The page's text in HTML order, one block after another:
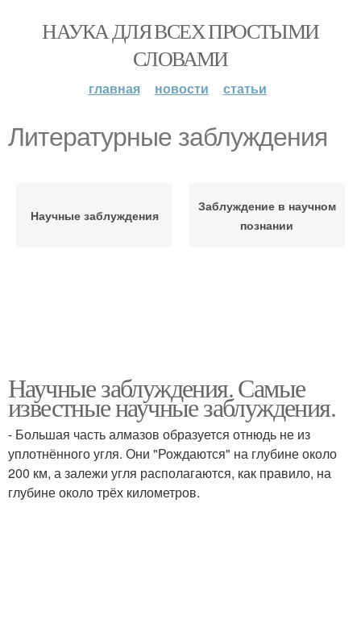
НАУКА ДЛЯ ВСЕХ ПРОСТЫМИ
СЛОВАМИ
главная новости статьи
Литературные заблуждения
Научные заблуждения
Заблуждение в научном
познании
Научные заблуждения. Самые
известные научные заблуждения.
- Большая часть алмазов образуется отнюдь не из
уплотнённого угля. Они "Рождаются" на глубине около
200 км, а залежи угля располагаются, как правило, на
глубине около трёх километров.